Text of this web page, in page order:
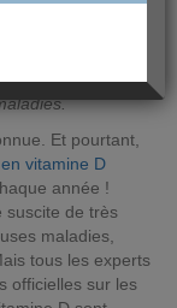
"vitamine du
Elle joue un
Et pourtant,
vitamine D
année !
suscite de très
maladies,
tous les experts
officielles sur les